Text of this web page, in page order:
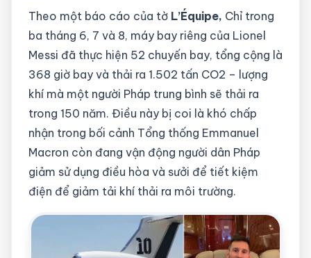
Theo một báo cáo của tờ L’Équipe, Chỉ trong
ba tháng 6, 7 và 8, máy bay riêng của Lionel
Messi đã thực hiện 52 chuyến bay, tổng cộng là
368 giờ bay và thải ra 1.502 tấn CO2 – lượng
khí mà một người Pháp trung bình sẽ thải ra
trong 150 năm. Điều này bị coi là khó chấp
nhận trong bối cảnh Tổng thống Emmanuel
Macron còn đang vận động người dân Pháp
giảm sử dụng điều hòa và sưởi để tiết kiệm
điện để giảm tải khí thải ra môi trường.